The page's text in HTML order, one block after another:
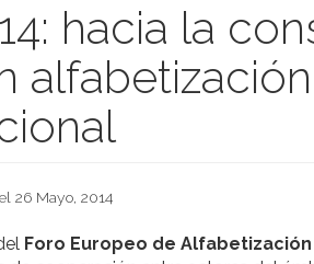
hacia la
el 26 Mayo, 2014
Foro Europeo de